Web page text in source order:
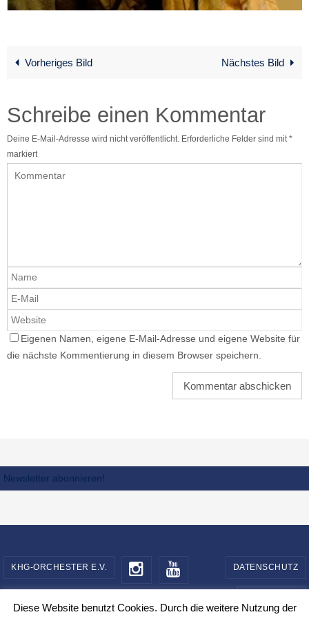
Vorheriges Bild Nächstes Bild
Schreibe einen Kommentar
Deine E-Mail-Adresse wird nicht veröffentlicht. Erforderliche Felder sind mit *
markiert
Eigenen Namen, eigene E-Mail-Adresse und eigene Website für
die nächste Kommentierung in diesem Browser speichern.
Newsletter abonnieren!
KHG-ORCHESTER E.V. DATENSCHUTZ
Diese Website benutzt Cookies. Durch die weitere Nutzung der